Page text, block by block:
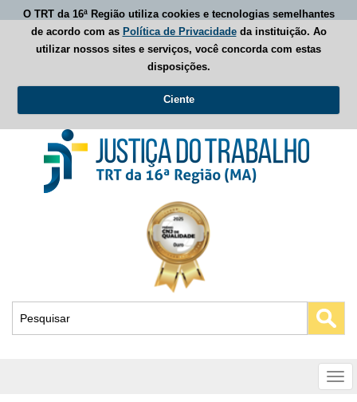
O TRT da 16ª Região utiliza cookies e tecnologias semelhantes
de acordo com as Política de Privacidadeda instituição. Ao
utilizar nossos sites e serviços, você concorda com estas
disposições.
Ciente